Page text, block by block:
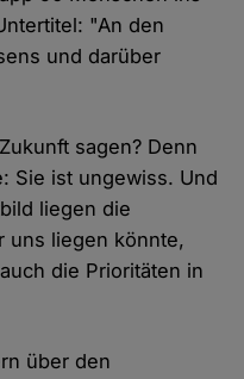
"An den
und darüber
sagen? Denn
Sie ist ungewiss. Und
liegen die
uns liegen könnte,
die Prioritäten in
über den